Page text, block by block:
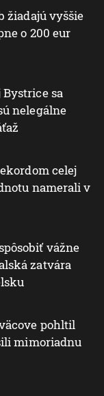
žiadajú vyššie
o 200 eur
sa
nelegálne
celej
namerali v
vážne
zatvára
pohltil
mimoriadnu